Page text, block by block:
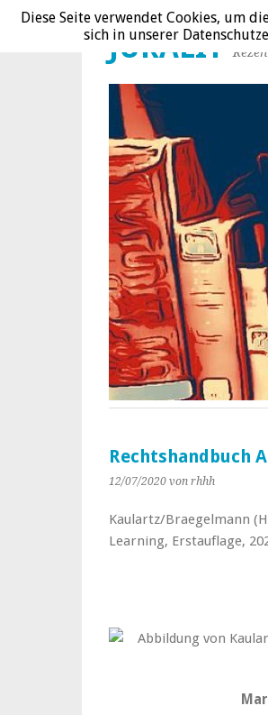
JURALIT
Rechtshandbuch
12/07/2020 von rhhh
Kaulartz/Braegelmann
Learning, Erstauflage,
Diese Seite verwendet Cookies, um
sich in unserer